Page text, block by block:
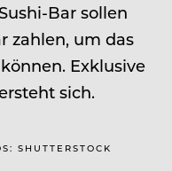
Bar sollen
zahlen, um das
Exklusive
sich.
SHUTTERSTOCK